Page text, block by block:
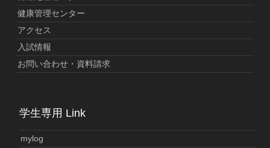
健康管理センター
アクセス
入試情報
お問い合わせ・資料請求
学生専用 Link
mylog